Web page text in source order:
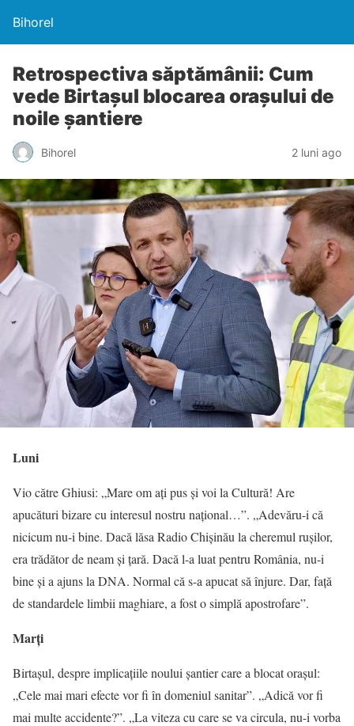
Bihorel
Retrospectiva săptămânii: Cum
vede Birtașul blocarea orașului de
noile șantiere
Bihorel 2 luni ago
Luni
Vio către Ghiusi: „Mare om ați pus și voi la Cultură! Are
apucături bizare cu interesul nostru național…”. „Adevăru-i că
nicicum nu-i bine. Dacă lăsa Radio Chișinău la cheremul rușilor,
era trădător de neam și țară. Dacă l-a luat pentru România, nu-i
bine și a ajuns la DNA. Normal că s-a apucat să înjure. Dar, față
de standardele limbii maghiare, a fost o simplă apostrofare”.
Marți
Birtașul, despre implicațiile noului șantier care a blocat orașul:
„Cele mai mari efecte vor fi în domeniul sanitar”. „Adică vor fi
mai multe accidente?”. „La viteza cu care se va circula, nu-i vorba